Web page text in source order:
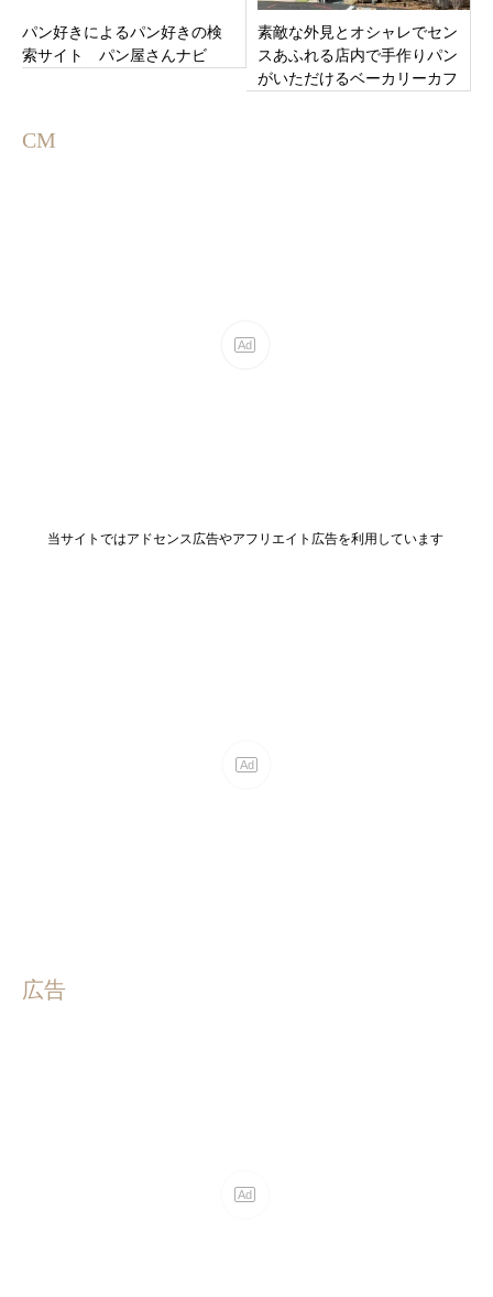
パン好きによるパン好きの検
索サイト パン屋さんナビ
素敵な外見とオシャレでセン
スあふれる店内で手作りパン
がいただけるベーカリーカフ
CM
当サイトではアドセンス広告やアフリエイト広告を利用しています
広告